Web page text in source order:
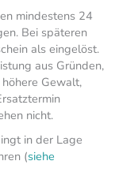
mindestens 24
Bei späteren
als eingelöst.
aus Gründen,
Gewalt,
nicht.
in der Lage
(siehe